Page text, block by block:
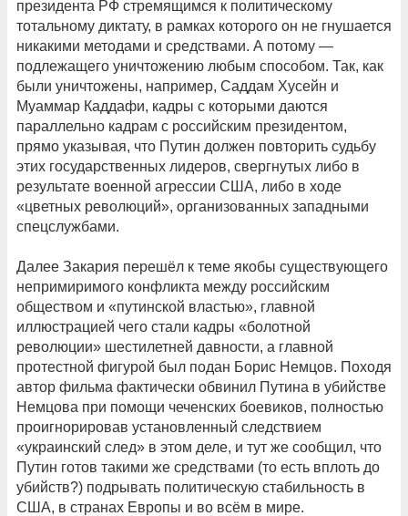
президента РФ стремящимся к политическому
тотальному диктату, в рамках которого он не гнушается
никакими методами и средствами. А потому —
подлежащего уничтожению любым способом. Так, как
были уничтожены, например, Саддам Хусейн и
Муаммар Каддафи, кадры с которыми даются
параллельно кадрам с российским президентом,
прямо указывая, что Путин должен повторить судьбу
этих государственных лидеров, свергнутых либо в
результате военной агрессии США, либо в ходе
«цветных революций», организованных западными
спецслужбами.
Далее Закария перешёл к теме якобы существующего
непримиримого конфликта между российским
обществом и «путинской властью», главной
иллюстрацией чего стали кадры «болотной
революции» шестилетней давности, а главной
протестной фигурой был подан Борис Немцов. Походя
автор фильма фактически обвинил Путина в убийстве
Немцова при помощи чеченских боевиков, полностью
проигнорировав установленный следствием
«украинский след» в этом деле, и тут же сообщил, что
Путин готов такими же средствами (то есть вплоть до
убийств?) подрывать политическую стабильность в
США, в странах Европы и во всём в мире.